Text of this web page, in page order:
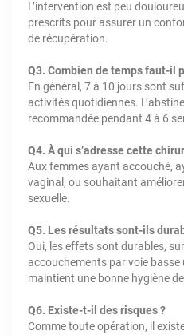
L’intervention est peu
prescrits pour assurer un
de récupération.
Q3. Combien de temps faut-il
En général, 7 à 10 jours sont
activités quotidiennes.
recommandée pendant 4 à 6
Q4. À qui s’adresse cette
Aux femmes ayant accouché,
vaginal, ou souhaitant
sexuelle.
Q5. Les résultats sont-ils
Oui, les effets sont durables,
accouchements par voie basse
maintient une bonne hygiène
Q6. Existe-t-il des risques ?
Comme toute opération, il